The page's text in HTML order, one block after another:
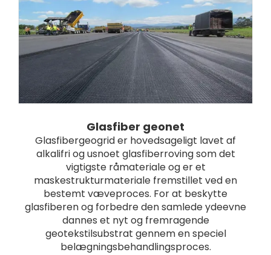
Glasfiber geonet
Glasfibergeogrid er hovedsageligt lavet af
alkalifri og usnoet glasfiberroving som det
vigtigste råmateriale og er et
maskestrukturmateriale fremstillet ved en
bestemt væveproces. For at beskytte
glasfiberen og forbedre den samlede ydeevne
dannes et nyt og fremragende
geotekstilsubstrat gennem en speciel
belægningsbehandlingsproces.